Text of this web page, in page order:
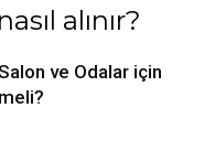
alınır?
ve Odalar için